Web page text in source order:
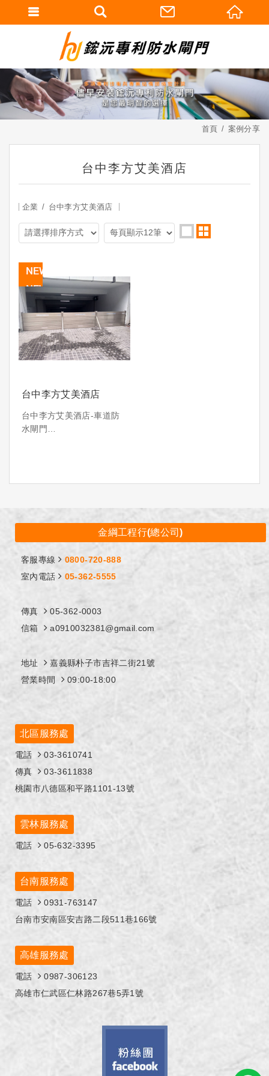
首頁 案例分享
台中李方艾美酒店
企業 台中李方艾美酒店
台中李方艾美酒店
台中李方艾美酒店-車道防
水閘門
金綱工程行(總公司)
客服專線
0800-720-888
室內電話
05-362-5555
傳真
05-362-0003
信箱
a0910032381@gmail.com
地址
嘉義縣朴子市吉祥二街21號
營業時間
09:00-18:00
北區服務處
電話
03-3610741
傳真
03-3611838
桃園市八德區和平路1101-13號
雲林服務處
電話 05-632-3395
台南服務處
電話
0931-763147
台南市安南區安吉路二段511巷166號
高雄服務處
電話
0987-306123
高雄市仁武區仁林路267巷5弄1號